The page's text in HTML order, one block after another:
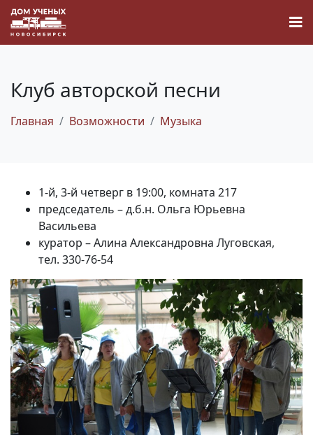
Новости
О Доме учёных
Виртуальный тур
Контакты
Вакансии
Клуб авторской песни
Главная Возможности Музыка
1-й, 3-й четверг в 19:00, комната 217
председатель – д.б.н. Ольга Юрьевна
Васильева
куратор – Алина Александровна Луговская,
тел. 330-76-54